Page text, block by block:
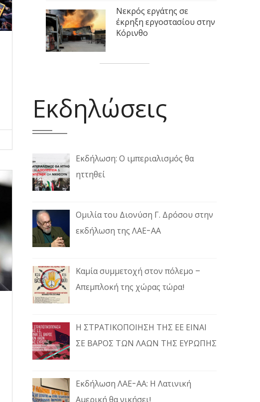
Νεκρός εργάτης σε
έκρηξη εργοστασίου στην
Κόρινθο
Εκδηλώσεις
Εκδήλωση: Ο ιμπεριαλισμός θα
ηττηθεί
Ομιλία του Διονύση Γ. Δρόσου στην
εκδήλωση της ΛΑΕ-ΑΑ
Καμία συμμετοχή στον πόλεμο –
Απεμπλοκή της χώρας τώρα!
Η ΣΤΡΑΤΙΚΟΠΟΙΗΣΗ ΤΗΣ ΕΕ ΕΙΝΑΙ
ΣΕ ΒΑΡΟΣ ΤΩΝ ΛΑΩΝ ΤΗΣ ΕΥΡΩΠΗΣ
Εκδήλωση ΛΑΕ-ΑΑ: Η Λατινική
Αμερική θα νικήσει!